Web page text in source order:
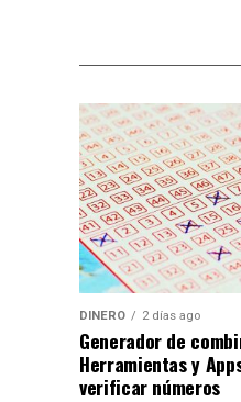
La muerte
presidenta
militarizada
Secretaría
DINERO 2 días ago
Generador de
Herramientas y
verificar números